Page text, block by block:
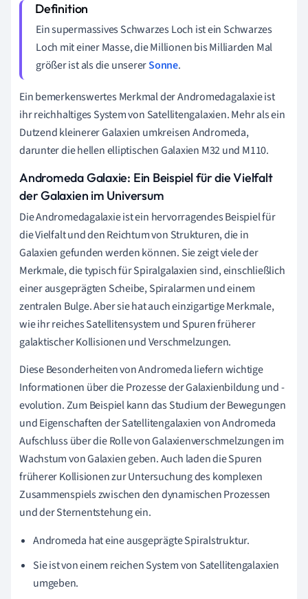
Ein supermassives Schwarzes Loch ist ein Schwarzes
Loch mit einer Masse, die Millionen bis Milliarden Mal
größer ist als die unsererSonne.
Ein bemerkenswertes Merkmal der Andromedagalaxie ist
ihr reichhaltiges System von Satellitengalaxien. Mehr als ein
Dutzend kleinerer Galaxien umkreisen Andromeda,
darunter die hellen elliptischen Galaxien M32 und M110.
Andromeda Galaxie: Ein Beispiel für die Vielfalt
der Galaxien im Universum
Die Andromedagalaxie ist ein hervorragendes Beispiel für
die Vielfalt und den Reichtum von Strukturen, die in
Galaxien gefunden werden können. Sie zeigt viele der
Merkmale, die typisch für Spiralgalaxien sind, einschließlich
einer ausgeprägten Scheibe, Spiralarmen und einem
zentralen Bulge. Aber sie hat auch einzigartige Merkmale,
wie ihr reiches Satellitensystem und Spuren früherer
galaktischer Kollisionen und Verschmelzungen.
Diese Besonderheiten von Andromeda liefern wichtige
Informationen über die Prozesse der Galaxienbildung und -
evolution. Zum Beispiel kann das Studium der Bewegungen
und Eigenschaften der Satellitengalaxien von Andromeda
Aufschluss über die Rolle von Galaxienverschmelzungen im
Wachstum von Galaxien geben. Auch laden die Spuren
früherer Kollisionen zur Untersuchung des komplexen
Zusammenspiels zwischen den dynamischen Prozessen
und der Sternentstehung ein.
Andromeda hat eine ausgeprägte Spiralstruktur.
Sie ist von einem reichen System von Satellitengalaxien
umgeben.